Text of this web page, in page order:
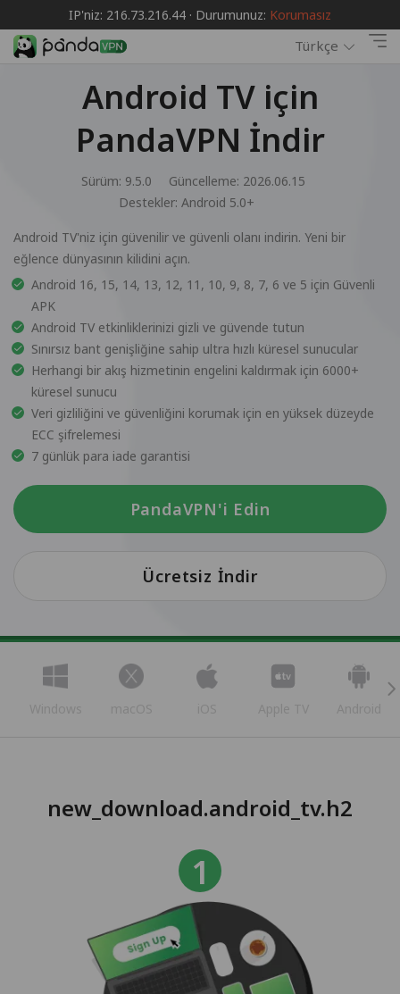
IP'niz: 216.73.216.44 · Durumunuz: Korumasız
Türkçe
Android TV için
PandaVPN İndir
Sürüm: 9.5.0
Güncelleme: 2026.06.15
Destekler: Android 5.0+
Android TV'niz için güvenilir ve güvenli olanı indirin. Yeni bir
eğlence dünyasının kilidini açın.
Android 16, 15, 14, 13, 12, 11, 10, 9, 8, 7, 6 ve 5 için Güvenli
APK
Android TV etkinliklerinizi gizli ve güvende tutun
Sınırsız bant genişliğine sahip ultra hızlı küresel sunucular
Herhangi bir akış hizmetinin engelini kaldırmak için 6000+
küresel sunucu
Veri gizliliğini ve güvenliğini korumak için en yüksek düzeyde
ECC şifrelemesi
7 günlük para iade garantisi
PandaVPN'i Edin
Ücretsiz İndir
Windows macOS iOS Apple TV Android
new_download.android_tv.h2